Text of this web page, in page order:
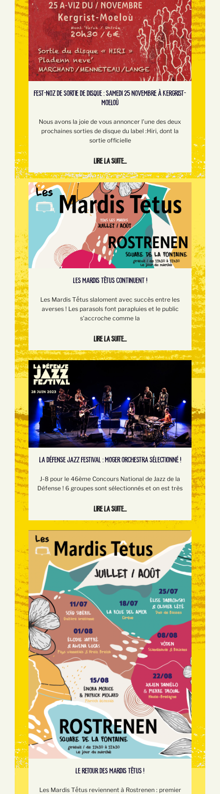
FEST-NOZ DE SORTIE DE DISQUE : SAMEDI 25 NOVEMBRE À KERGRIST-
MOELOÙ
Nous avons la joie de vous annoncer l’une des deux
prochaines sorties de disque du label :Hiri, dont la
sortie officielle
Lire la suite...
LES MARDIS TÊTUS CONTINUENT !
Les Mardis Tếtus slaloment avec succès entre les
averses ! Les parasols font parapluies et le public
s'accroche comme la
Lire la suite...
LA DÉFENSE JAZZ FESTIVAL : MOGER ORCHESTRA SÉLECTIONNÉ !
J-8 pour le 46ème Concours National de Jazz de la
Défense ! 6 groupes sont sélectionnés et on est très
Lire la suite...
LE RETOUR DES MARDIS TÊTUS !
Les Mardis Tếtus reviennent à Rostrenen : premier